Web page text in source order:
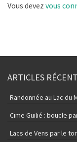
Vous devez vous
ARTICLES
Randonnée au Lac du
Cime Guilié : boucle
Lacs de Vens par le